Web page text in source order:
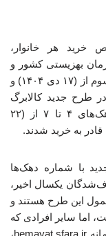
خرید هر خانوار،
بهزیستی کشور و
کمیته امداد امام خمینی) در دهک‌های اول تا سوم از (۱۷ دی ۱۴۰۴) و
خرید در طرح جدید کالابرگ
الکترونیکی برایشان فراهم شد. همچنین دهک‌های ۴ تا ۷ از (۲۲
با شماره دهک‌ها
یکسال اخیر،
این طرح هستند و
اما سایر افرادی که
جزو این گروه‌ها نیستند فقط با مراجعه به سامانه hemayat.sfara.ir،